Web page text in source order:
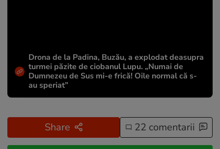
Drona de la Padina, Buzău, a explodat deasupra
turmei păzite de ciobanul Lupu. „Numai de
Dumnezeu de Sus mi-e frică! Oile normal că s-
au speriat”
Share 22 comentarii